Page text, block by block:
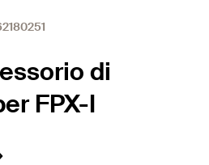
di
FPX-I